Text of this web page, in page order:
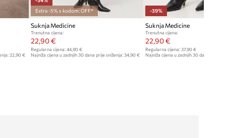
22,90 €
Extra -5% s kodom: OFF*
Suknja Medicine
Trenutna cijena:
22,90 €
Regularna cijena:44,90 €
Najniža cijena u zadnjih 30 dana prije sniženja:34,90 €
-39%
Suknja Medicine
Trenutna cijena:
22,90 €
Regularna cijena: 37,90 €
Najniža cijena u zadnjih 30 dana prije